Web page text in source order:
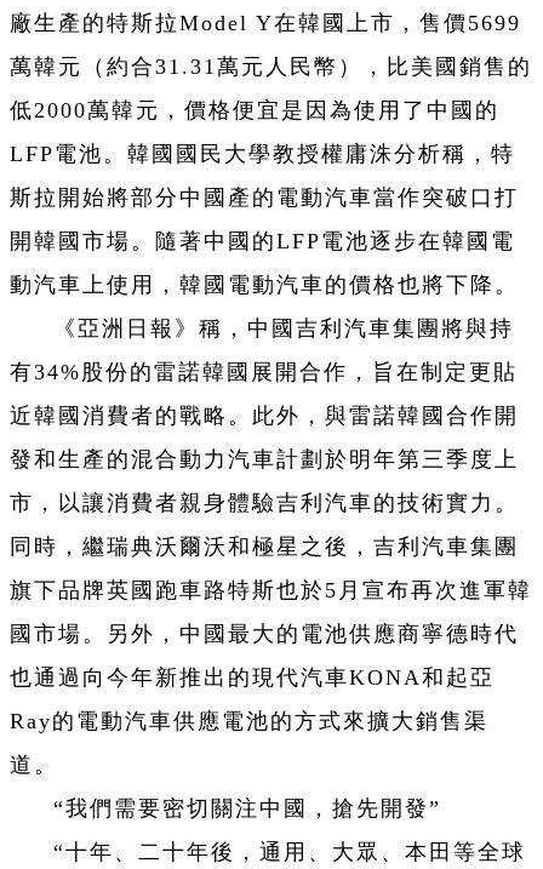
廠生產的特斯拉Model Y在韓國上市，售價5699
萬韓元（約合31.31萬元人民幣），比美國銷售的
低2000萬韓元，價格便宜是因為使用了中國的
LFP電池。韓國國民大學教授權庸洙分析稱，特
斯拉開始將部分中國產的電動汽車當作突破口打
開韓國市場。隨著中國的LFP電池逐步在韓國電
動汽車上使用，韓國電動汽車的價格也將下降。
《亞洲日報》稱，中國吉利汽車集團將與持
有34%股份的雷諾韓國展開合作，旨在制定更貼
近韓國消費者的戰略。此外，與雷諾韓國合作開
發和生產的混合動力汽車計劃於明年第三季度上
市，以讓消費者親身體驗吉利汽車的技術實力。
同時，繼瑞典沃爾沃和極星之後，吉利汽車集團
旗下品牌英國跑車路特斯也於5月宣布再次進軍韓
國市場。另外，中國最大的電池供應商寧德時代
也通過向今年新推出的現代汽車KONA和起亞
Ray的電動汽車供應電池的方式來擴大銷售渠
道。
“我們需要密切關注中國，搶先開發”
“十年、二十年後，通用、大眾、本田等全球